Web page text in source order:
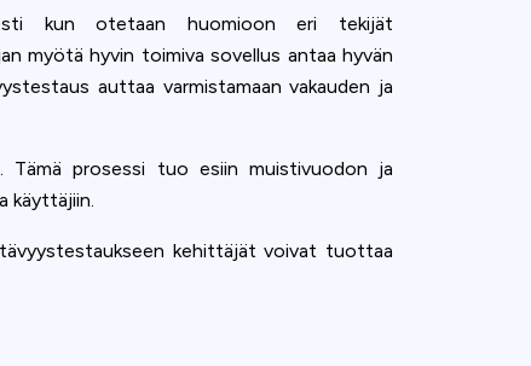
kun otetaan huomioon eri tekijät
myötä hyvin toimiva sovellus antaa hyvän
auttaa varmistamaan vakauden ja
Tämä prosessi tuo esiin muistivuodon ja
käyttäjiin.
kehittäjät voivat tuottaa